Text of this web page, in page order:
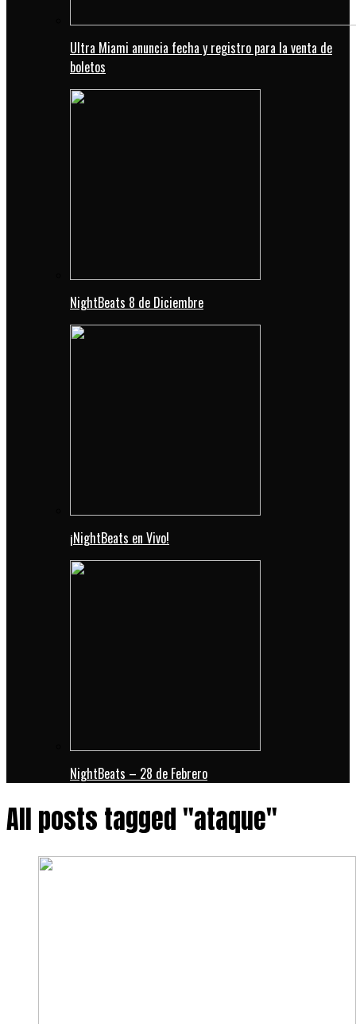
Ultra Miami anuncia fecha y registro para la venta de
boletos
NightBeats 8 de Diciembre
¡NightBeats en Vivo!
NightBeats – 28 de Febrero
All posts tagged "ataque"